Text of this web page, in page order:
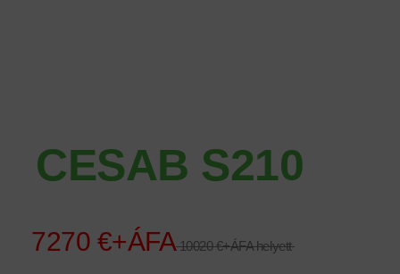
CESAB S210
7270 €+ÁFA10020 €+ÁFA helyett